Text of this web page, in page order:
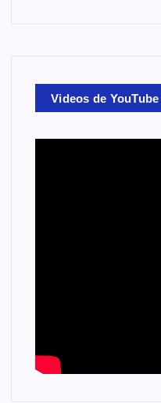
Videos de YouTube